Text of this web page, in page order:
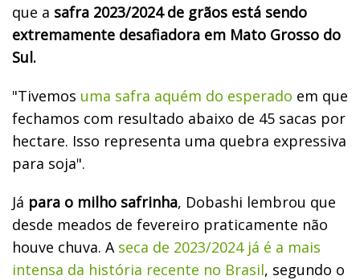
que a safra 2023/2024 de grãos está sendo
extremamente desafiadora em Mato Grosso do
Sul.
"Tivemos uma safra aquém do esperado em que
fechamos com resultado abaixo de 45 sacas por
hectare. Isso representa uma quebra expressiva
para soja".
Já para o milho safrinha, Dobashi lembrou que
desde meados de fevereiro praticamente não
houve chuva. A seca de 2023/2024 já é a mais
intensa da história recente no Brasil, segundo o